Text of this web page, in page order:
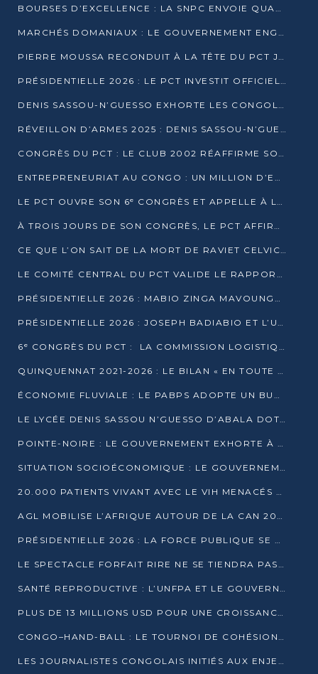
BOURSES D’EXCELLENCE : LA SNPC ENVOIE QUATRE NOUVEAUX TALENTS CONGOLAIS SE FORMER À BAKOU
MARCHÉS DOMANIAUX : LE GOUVERNEMENT ENGAGE LA STRUCTURATION DES TAXES D’ASSAINISSEMENT
PIERRE MOUSSA RECONDUIT À LA TÊTE DU PCT JUSQU’EN 2031
PRÉSIDENTIELLE 2026 : LE PCT INVESTIT OFFICIELLEMENT DENIS SASSOU NGUESSO
DENIS SASSOU-N’GUESSO EXHORTE LES CONGOLAIS À L’UNITÉ ET AU FAIR-PLAY DÉMOCRATIQUE EN 2026
RÉVEILLON D’ARMES 2025 : DENIS SASSOU-N’GUESSO GARANTIT DES ÉLECTIONS 2026 PAISIBLES ET SÉCURISÉES
CONGRÈS DU PCT : LE CLUB 2002 RÉAFFIRME SON SOUTIEN À DENIS SASSOU-N’GUESSO POUR 2026
ENTREPRENEURIAT AU CONGO : UN MILLION D’EUROS POUR FINANCER LES STARTUPS DÈS 2026
LE PCT OUVRE SON 6ᵉ CONGRÈS ET APPELLE À LA CANDIDATURE DE DENIS SASSOU NGUESSO
À TROIS JOURS DE SON CONGRÈS, LE PCT AFFIRME AVOIR ATTEINT TOUS SES OBJECTIFS
CE QUE L’ON SAIT DE LA MORT DE RAVIET CELVIC N’TSIANTSIE
LE COMITÉ CENTRAL DU PCT VALIDE LE RAPPORT DU CONGRÈS ET SOUTIENT DENIS SASSOU N’GUESSO
PRÉSIDENTIELLE 2026 : MABIO ZINGA MAVOUNGOU DÉCLARE SA CANDIDATURE ET CHARGE LE BILAN DU PCT
PRÉSIDENTIELLE 2026 : JOSEPH BADIABIO ET L’UDH-YUKI JOUENT LA PRUDENCE
6ᵉ CONGRÈS DU PCT : LA COMMISSION LOGISTIQUE ASSURE LA DISTRIBUTION DES KITS
QUINQUENNAT 2021-2026 : LE BILAN « EN TOUTE TRANSPARENCE » PRÉSENTÉ À LA PRESSE
ÉCONOMIE FLUVIALE : LE PABPS ADOPTE UN BUDGET 2026 DE PLUS DE 2,7 MILLIARDS FCFA
LE LYCÉE DENIS SASSOU N’GUESSO D’ABALA DOTÉ D’UNE SALLE MULTIMÉDIA
POINTE-NOIRE : LE GOUVERNEMENT EXHORTE À UN USAGE RESPONSABLE DU NOUVEAU MATÉRIEL MUNICIPAL
SITUATION SOCIOÉCONOMIQUE : LE GOUVERNEMENT INTERPELLÉ DEVANT LE SÉNAT
20.000 PATIENTS VIVANT AVEC LE VIH MENACÉS D’ARRÊT DE TRAITEMENT
AGL MOBILISE L’AFRIQUE AUTOUR DE LA CAN 2025
PRÉSIDENTIELLE 2026 : LA FORCE PUBLIQUE SE PRÉPARE À SÉCURISER LE SCRUTIN
LE SPECTACLE FORFAIT RIRE NE SE TIENDRA PAS LE 1ER JANVIER
SANTÉ REPRODUCTIVE : L’UNFPA ET LE GOUVERNEMENT AFFINENT LES PRIORITÉS DE 2026
PLUS DE 13 MILLIONS USD POUR UNE CROISSANCE VERTE ET SOUVERAINE
CONGO–HAND-BALL : LE TOURNOI DE COHÉSION ET DE FRATERNITÉ ALLUME SES LAMPIONS À BRAZZAVILLE
LES JOURNALISTES CONGOLAIS INITIÉS AUX ENJEUX DE L’ÉCONOMIE BLEUE